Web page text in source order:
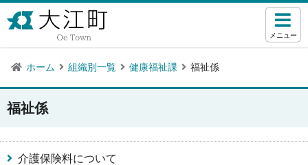
メニュー
ホーム 組織別一覧 健康福祉課 福祉係
福祉係
介護保険料について